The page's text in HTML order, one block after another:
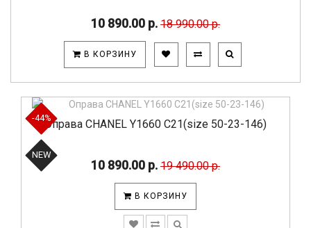
10 890.00 р. 18 990.00 р.
В КОРЗИНУ
-44%
NEW
Оправа CHANEL Y1660 C21(size 50-23-146)
10 890.00 р. 19 490.00 р.
В КОРЗИНУ